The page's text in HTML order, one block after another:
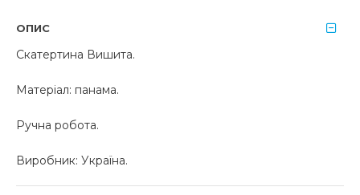
ОПИС
Скатертина Вишита.
Матеріал: панама.
Ручна робота.
Виробник: Україна.